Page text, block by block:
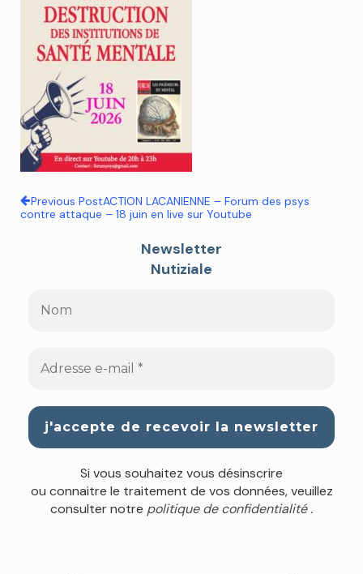
Previous PostACTION LACANIENNE – Forum des psys
contre attaque – 18 juin en live sur Youtube
Newsletter
Nutiziale
Si vous souhaitez vous désinscrire
ou connaitre le traitement de vos données, veuillez
consulter notre politique de confidentialité .